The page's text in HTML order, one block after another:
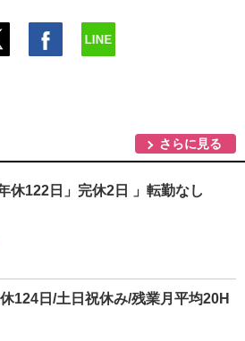
さらに見る
休122日」完休2日 」転勤なし
124日/土日祝休み/残業月平均20H